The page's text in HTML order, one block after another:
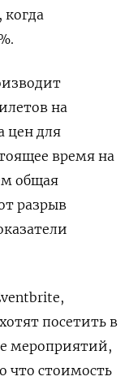
когда
на
цен для
время на
общая
разрыв
посетить в
мероприятий,
что стоимость